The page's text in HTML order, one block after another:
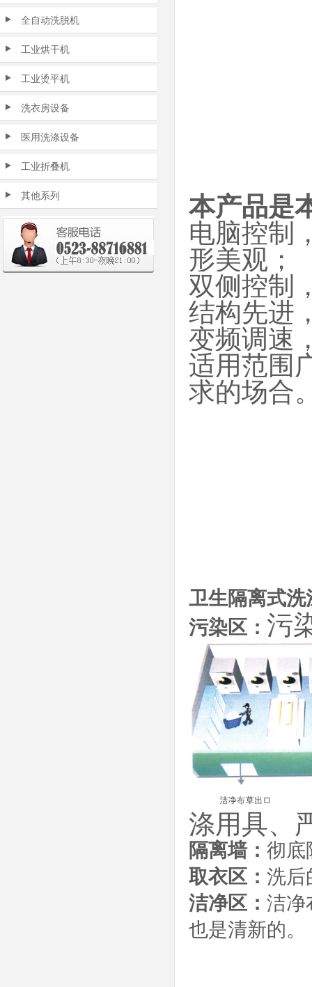
全自动洗脱机
工业烘干机
工业烫平机
洗衣房设备
医用洗涤设备
工业折叠机
其他系列
本产品是
电脑控制
形美观；
双侧控制
结构先进
变频调速
适用范围
求的场合
卫生隔离式洗
污染区： 污
涤用具、
隔离墙： 彻底
取衣区： 洗后
洁净区： 洁净
也是清新的。